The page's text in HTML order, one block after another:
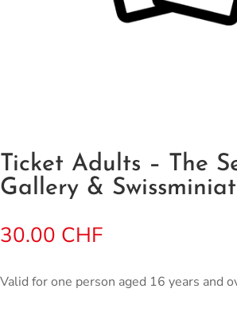
Ticket Adults – The
Gallery &
30.00 CHF
Valid for one person aged 16 years and